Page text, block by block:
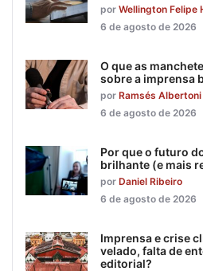
por Wellington Felipe
6 de agosto de 2026
O que as
sobre a imprensa
por Ramsés Albertoni
6 de agosto de 2026
Por que o futuro
brilhante (e mais
por Daniel Ribeiro
6 de agosto de 2026
Imprensa e crise
velado, falta de
editorial?